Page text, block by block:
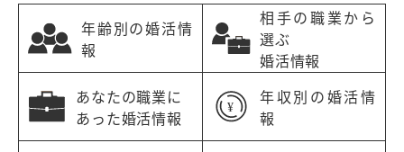
年齢別の婚活情
報
相手の職業から
選ぶ
婚活情報
あなたの職業に
あった婚活情報
年収別の婚活情
報